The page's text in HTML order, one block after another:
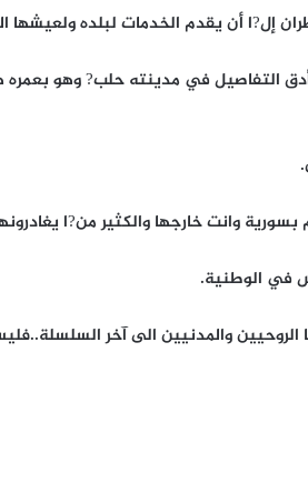
إل?ا أن يقدم الخدمات لبلده ولعيشها
التفاصيل في مدينته حلب? وهو بعمره
وانت خارجها والكثير من?ا
في الوطنية.
الروحيين والمدنيين الى آخر